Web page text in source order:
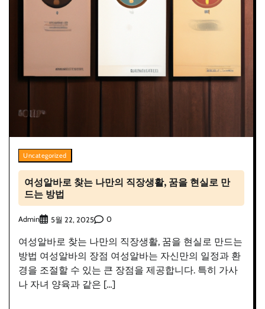
Uncategorized
여성알바로 찾는 나만의 직장생활, 꿈을 현실로 만
드는 방법
Admin 5월 22, 2025 0
여성알바로 찾는 나만의 직장생활, 꿈을 현실로 만드는
방법 여성알바의 장점 여성알바는 자신만의 일정과 환
경을 조절할 수 있는 큰 장점을 제공합니다. 특히 가사
나 자녀 양육과 같은 […]